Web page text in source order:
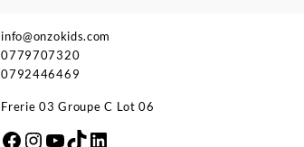
info@onzokids.com
0779707320
0792446469
Frerie 03 Groupe C Lot 06
Facebook
Instagram
YouTube
TikTok
LinkedIn